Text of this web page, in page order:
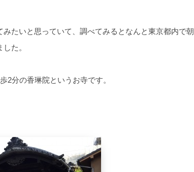
たいと思っていて、調べてみるとなんと東京都内で朝
た。
2分の香琳院というお寺です。